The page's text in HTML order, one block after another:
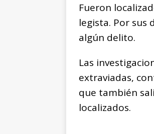
Fueron
legista. Por sus
algún delito.
Las
extraviadas,
que también
localizados.